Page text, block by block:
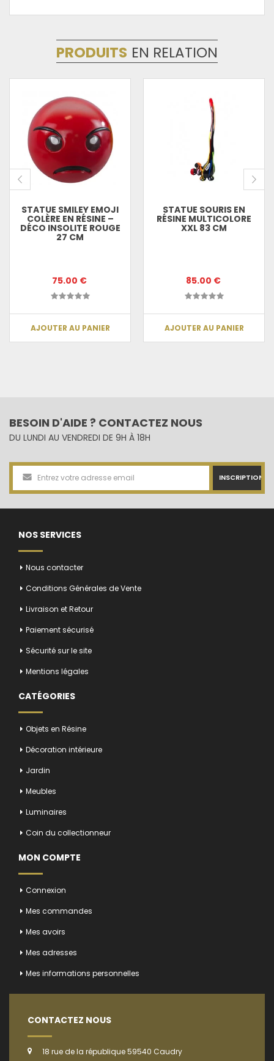
PRODUITS EN RELATION
STATUE SMILEY EMOJI
COLÈRE EN RÉSINE –
DÉCO INSOLITE ROUGE
27 CM
75.00 €
AJOUTER AU PANIER
STATUE SOURIS EN
RÉSINE MULTICOLORE
XXL 83 CM
85.00 €
AJOUTER AU PANIER
BESOIN D'AIDE ? CONTACTEZ NOUS
DU LUNDI AU VENDREDI DE 9H À 18H
INSCRIPTION
NOS SERVICES
Nous contacter
Conditions Générales de Vente
Livraison et Retour
Paiement sécurisé
Sécurité sur le site
Mentions légales
CATÉGORIES
Objets en Résine
Décoration intérieure
Jardin
Meubles
Luminaires
Coin du collectionneur
MON COMPTE
Connexion
Mes commandes
Mes avoirs
Mes adresses
Mes informations personnelles
CONTACTEZ NOUS
18 rue de la république 59540 Caudry